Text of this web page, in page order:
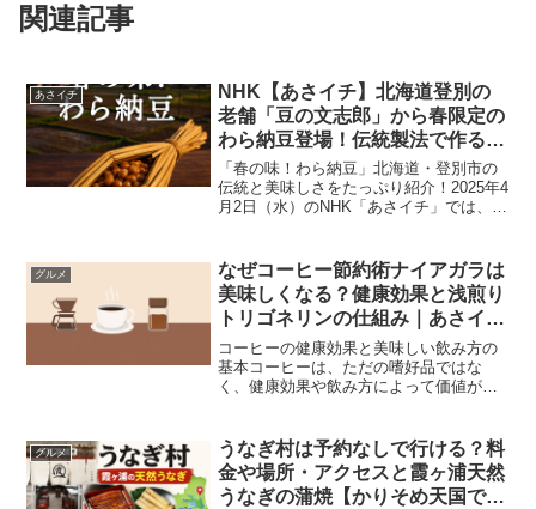
関連記事
あさイチ
NHK【あさイチ】北海道登別の
老舗「豆の文志郎」から春限定の
わら納豆登場！伝統製法で作る逸
品とは｜2025年4月2日放送
「春の味！わら納豆」北海道・登別市の
伝統と美味しさをたっぷり紹介！2025年4
月2日（水）のNHK「あさイチ」では、
された「わら納豆」が登場しました。温
泉地として知られ...
グルメ
なぜコーヒー節約術ナイアガラは
美味しくなる？健康効果と浅煎り
トリゴネリンの仕組み｜あさイチ
（2026年3月31日）
コーヒーの健康効果と美味しい飲み方の
基本コーヒーは、ただの嗜好品ではな
く、健康効果や飲み方によって価値が変
ーヒー」が美味に！美容＆健康効果SP）
（2026年3月31日）...
グルメ
うなぎ村は予約なしで行ける？料
金や場所・アクセスと霞ヶ浦天然
うなぎの蒲焼【かりそめ天国で紹